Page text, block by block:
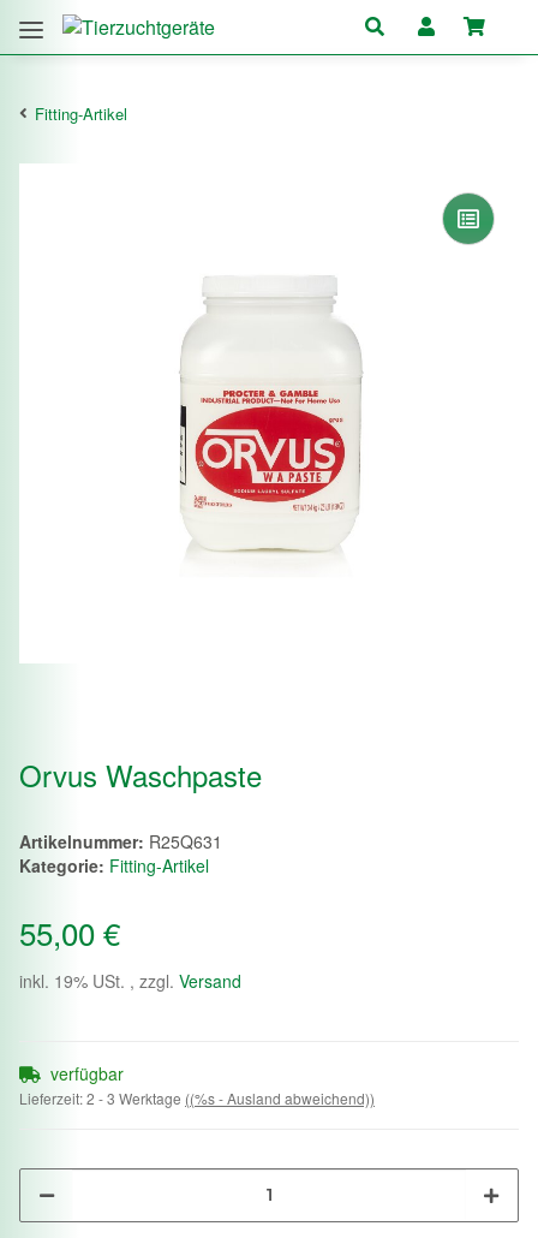
Fitting-Artikel
Orvus Waschpaste
Artikelnummer: R25Q631
Kategorie: Fitting-Artikel
55,00 €
inkl. 19% USt. , zzgl. Versand
verfügbar
Lieferzeit:2 - 3 Werktage ((%s - Ausland abweichend))